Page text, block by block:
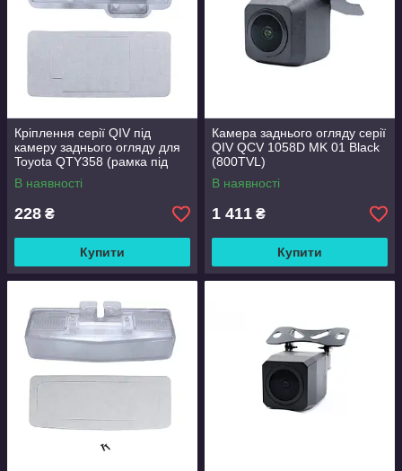
Кріплення серії QIV під
камеру заднього огляду для
Toyota QTY358 (рамка під
плафон)
В наявності
228 ₴
Купити
Камера заднього огляду серії
QIV QCV 1058D MK 01 Black
(800TVL)
В наявності
1 411 ₴
Купити